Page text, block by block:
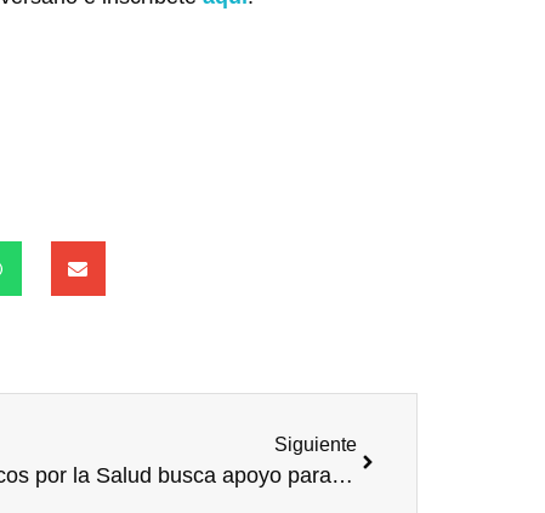
Siguiente
Músicos por la Salud busca apoyo para su gira ‘Por Europa’